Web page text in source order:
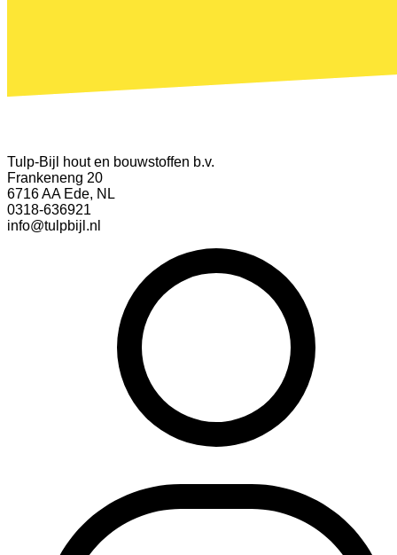
Tulp-Bijl hout en bouwstoffen b.v.
Frankeneng 20
6716 AA Ede, NL
0318-636921
info@tulpbijl.nl